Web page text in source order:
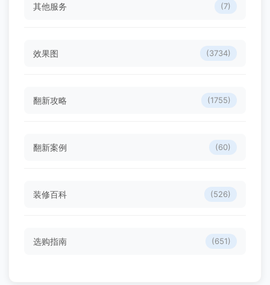
其他服务 (7)
效果图 (3734)
翻新攻略 (1755)
翻新案例 (60)
装修百科 (526)
选购指南 (651)